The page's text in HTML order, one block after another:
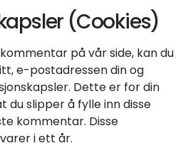
(Cookies)
på vår side, kan du
e-postadressen din og
Dette er for din
du slipper å fylle inn disse
kommentar. Disse
i ett år.